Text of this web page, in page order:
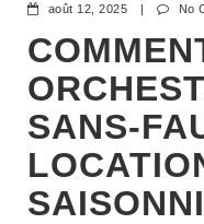
août 12, 2025 | No
SANS-